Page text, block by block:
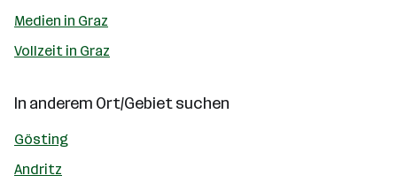
Medien in Graz
Vollzeit in Graz
In anderem Ort/Gebiet suchen
Gösting
Andritz